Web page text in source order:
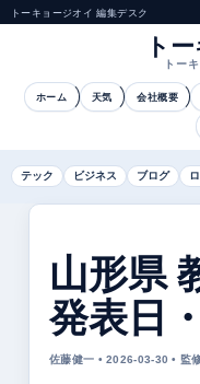
トーキョージオイ 編集デスク
ト
トー
ホーム 天気 会社概要
テック ビジネス ブログ
山形県
発表日
佐藤健一 • 2026-03-30 • 監